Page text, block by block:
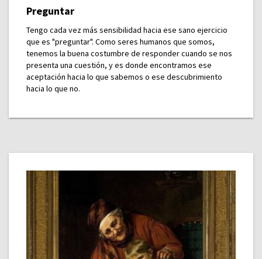
Preguntar
Tengo cada vez más sensibilidad hacia ese sano ejercicio
que es "preguntar". Como seres humanos que somos,
tenemos la buena costumbre de responder cuando se nos
presenta una cuestión, y es donde encontramos ese
aceptación hacia lo que sabemos o ese descubrimiento
hacia lo que no.